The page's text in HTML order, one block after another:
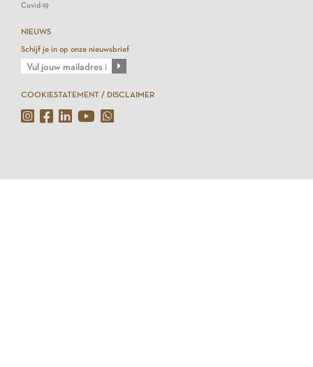
Covid-19
NIEUWS
Schijf je in op onze nieuwsbrief
COOKIESTATEMENT / DISCLAIMER